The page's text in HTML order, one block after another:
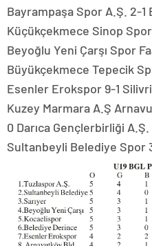
Bayrampaşa Spor A.Ş. 2-
Küçükçekmece Sinop Spor
Beyoğlu Yeni Çarşı Spor
Büyükçekmece Tepecik
Esenler Erokspor 9-1
Kuzey Marmara A.Ş
0 Darıca Gençlerbirliği A.Ş.
Sultanbeyli Belediye Spor